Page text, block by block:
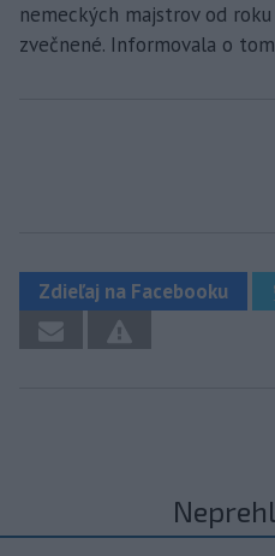
nemeckých majstrov od
zvečnené. Informovala o
Zdieľaj na Facebooku